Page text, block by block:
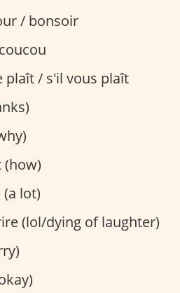
/ bonsoir
plaît / s'il vous plaît
lot)
(lol/dying of laughter)